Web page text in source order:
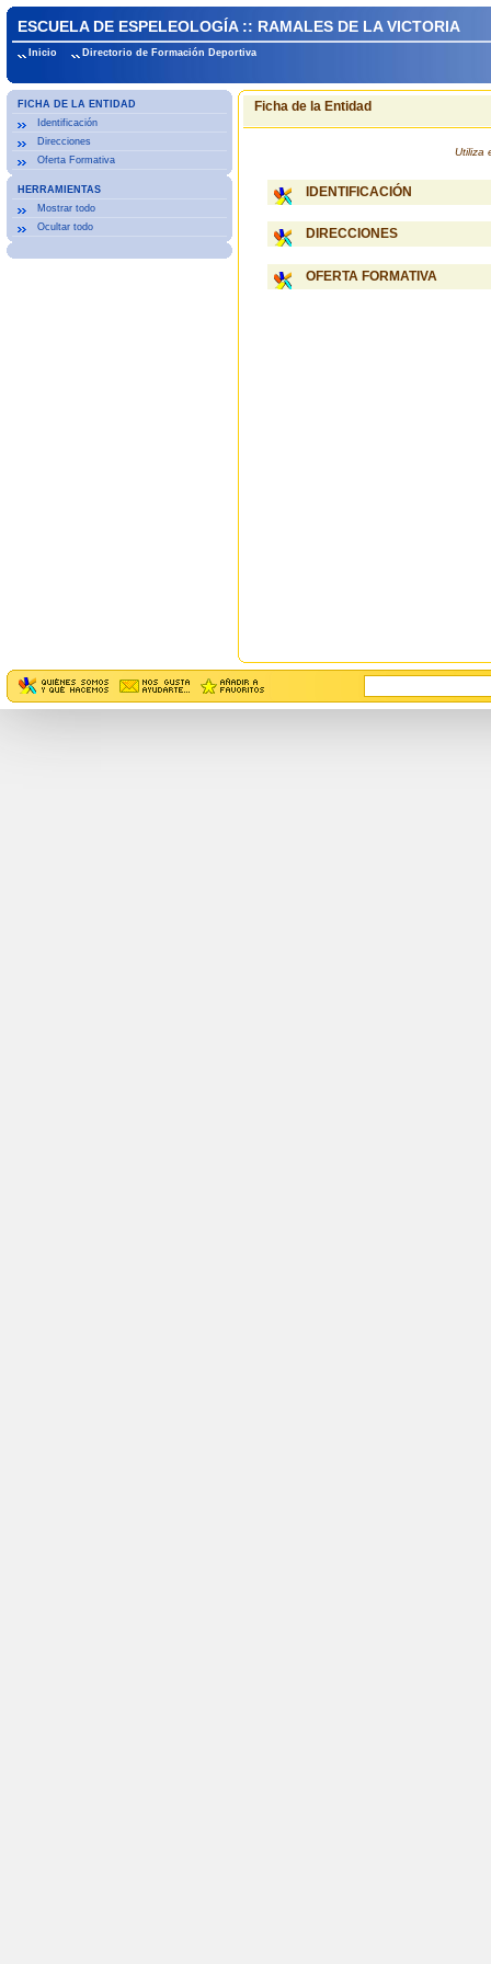
ESCUELA DE ESPELEOLOGÍA :: RAMALES DE LA VICTORIA
Inicio Directorio de Formación Deportiva
FICHA DE LA ENTIDAD
Identificación
Direcciones
Oferta Formativa
HERRAMIENTAS
Mostrar todo
Ocultar todo
Ficha de la Entidad
Utiliza
IDENTIFICACIÓN
DIRECCIONES
OFERTA FORMATIVA